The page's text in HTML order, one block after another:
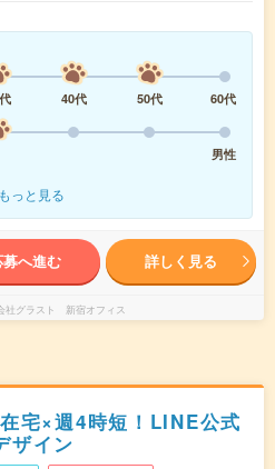
40代 50代
60代
男性
もっと見る
募へ進む 詳しく見る
社グラスト 新宿オフィス
宅×週4時短！LINE公式
ザイン